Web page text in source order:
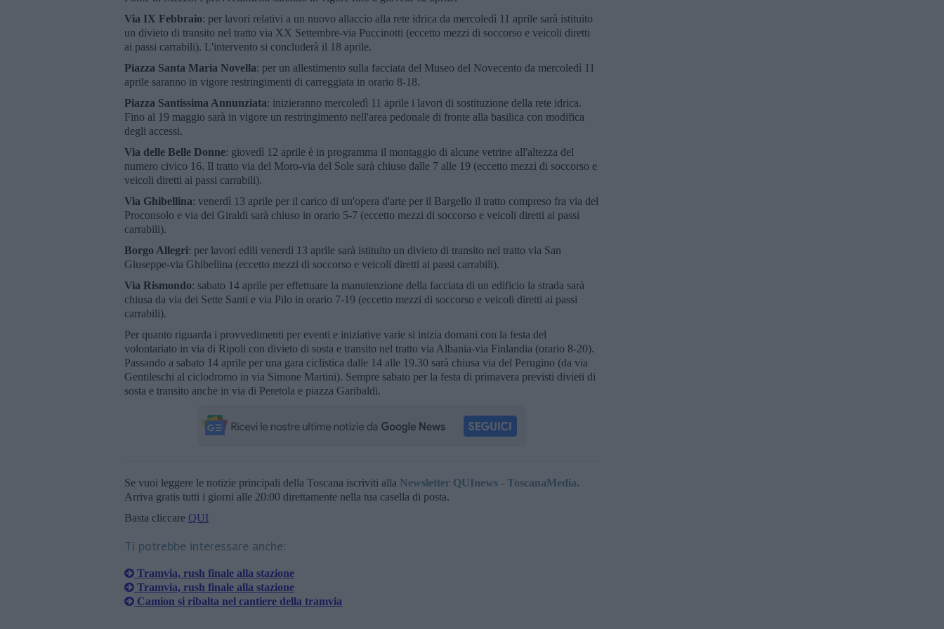
Via IX Febbraio: per lavori relativi a un nuovo allaccio alla rete idrica da mercoledì 11 aprile sarà istituito
un divieto di transito nel tratto via XX Settembre-via Puccinotti (eccetto mezzi di soccorso e veicoli diretti
ai passi carrabili). L'intervento si concluderà il 18 aprile.
Piazza Santa Maria Novella: per un allestimento sulla facciata del Museo del Novecento da mercoledì 11
aprile saranno in vigore restringimenti di carreggiata in orario 8-18.
Piazza Santissima Annunziata: inizieranno mercoledì 11 aprile i lavori di sostituzione della rete idrica.
Fino al 19 maggio sarà in vigore un restringimento nell'area pedonale di fronte alla basilica con modifica
degli accessi.
Via delle Belle Donne: giovedì 12 aprile è in programma il montaggio di alcune vetrine all'altezza del
numero civico 16. Il tratto via del Moro-via del Sole sarà chiuso dalle 7 alle 19 (eccetto mezzi di soccorso e
veicoli diretti ai passi carrabili).
Via Ghibellina: venerdì 13 aprile per il carico di un'opera d'arte per il Bargello il tratto compreso fra via del
Proconsolo e via dei Giraldi sarà chiuso in orario 5-7 (eccetto mezzi di soccorso e veicoli diretti ai passi
carrabili).
Borgo Allegri: per lavori edili venerdì 13 aprile sarà istituito un divieto di transito nel tratto via San
Giuseppe-via Ghibellina (eccetto mezzi di soccorso e veicoli diretti ai passi carrabili).
Via Rismondo: sabato 14 aprile per effettuare la manutenzione della facciata di un edificio la strada sarà
chiusa da via dei Sette Santi e via Pilo in orario 7-19 (eccetto mezzi di soccorso e veicoli diretti ai passi
carrabili).
Per quanto riguarda i provvedimenti per eventi e iniziative varie si inizia domani con la festa del
volontariato in via di Ripoli con divieto di sosta e transito nel tratto via Albania-via Finlandia (orario 8-20).
Passando a sabato 14 aprile per una gara ciclistica dalle 14 alle 19.30 sarà chiusa via del Perugino (da via
Gentileschi al ciclodromo in via Simone Martini). Sempre sabato per la festa di primavera previsti divieti di
sosta e transito anche in via di Peretola e piazza Garibaldi.
Se vuoi leggere le notizie principali della Toscana iscriviti alla Newsletter QUInews - ToscanaMedia.
Arriva gratis tutti i giorni alle 20:00 direttamente nella tua casella di posta.
Basta cliccare QUI
Ti potrebbe interessare anche:
​Tramvia, rush finale alla stazione
​Tramvia, rush finale alla stazione
Camion si ribalta nel cantiere della tramvia